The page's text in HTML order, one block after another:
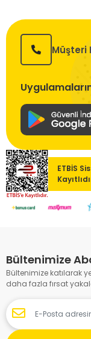
Müşteri
ETBİS
Bültenimize
Bültenimize katılarak
daha fazla fırsat